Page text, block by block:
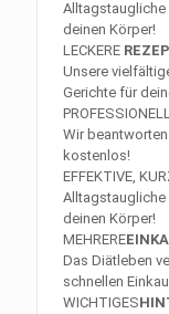
deinen Körper!
LECKERE
Unsere
Gerichte für
Wir
kostenlos!
EFFEKTIVE,
deinen Körper!
MEHRERE
Das Diätleben
schnellen
WICHTIGES